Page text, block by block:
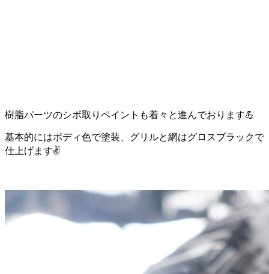
樹脂パーツのシボ取りペイントも着々と進んでおります💪
基本的にはボディ色で塗装、グリルと網はグロスブラックで
仕上げます✌